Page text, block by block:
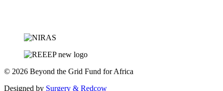
© 2026 Beyond the Grid Fund for Africa
Designed by Surgery & Redcow